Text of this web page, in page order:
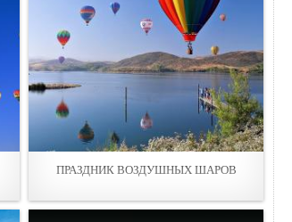
ПРАЗДНИК ВОЗДУШНЫХ ШАРОВ